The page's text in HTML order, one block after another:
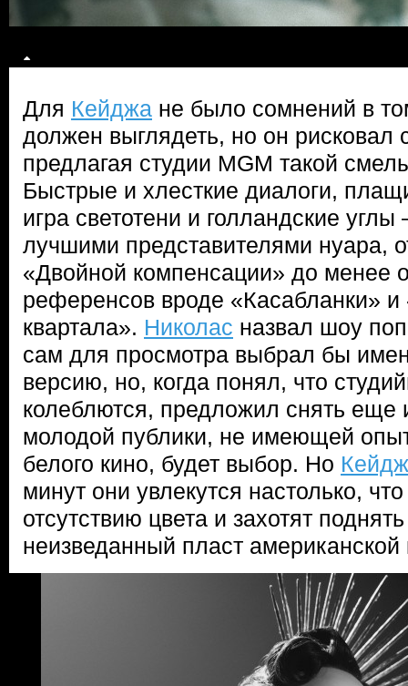
Для Кейджа не было сомнений в
должен выглядеть, но он рисковал
предлагая студии MGM такой
Быстрые и хлесткие диалоги,
игра светотени и голландские
лучшими представителями нуара,
«Двойной компенсации» до менее
референсов вроде «Касабланки» и
квартала». Николас назвал шоу
сам для просмотра выбрал бы
версию, но, когда понял, что
колеблются, предложил снять еще
молодой публики, не имеющей
белого кино, будет выбор. Но Кейдж
минут они увлекутся настолько,
отсутствию цвета и захотят
неизведанный пласт американской